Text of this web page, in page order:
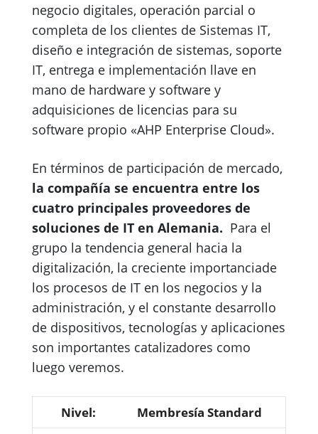
negocio digitales, operación parcial o
completa de los clientes de Sistemas IT,
diseño e integración de sistemas, soporte
IT, entrega e implementación llave en
mano de hardware y software y
adquisiciones de licencias para su
software propio «AHP Enterprise Cloud».
En términos de participación de mercado,
la compañía se encuentra entre los
cuatro principales proveedores de
soluciones de IT en Alemania. Para el
grupo la tendencia general hacia la
digitalización, la creciente importanciade
los procesos de IT en los negocios y la
administración, y el constante desarrollo
de dispositivos, tecnologías y aplicaciones
son importantes catalizadores como
luego veremos.
Membresía Standard